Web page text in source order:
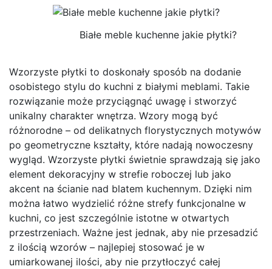
Białe meble kuchenne jakie płytki?
Wzorzyste płytki to doskonały sposób na dodanie
osobistego stylu do kuchni z białymi meblami. Takie
rozwiązanie może przyciągnąć uwagę i stworzyć
unikalny charakter wnętrza. Wzory mogą być
różnorodne – od delikatnych florystycznych motywów
po geometryczne kształty, które nadają nowoczesny
wygląd. Wzorzyste płytki świetnie sprawdzają się jako
element dekoracyjny w strefie roboczej lub jako
akcent na ścianie nad blatem kuchennym. Dzięki nim
można łatwo wydzielić różne strefy funkcjonalne w
kuchni, co jest szczególnie istotne w otwartych
przestrzeniach. Ważne jest jednak, aby nie przesadzić
z ilością wzorów – najlepiej stosować je w
umiarkowanej ilości, aby nie przytłoczyć całej